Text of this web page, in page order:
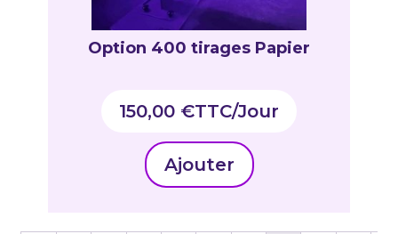
Option 400 tirages Papier
150,00 €TTC
Ajouter